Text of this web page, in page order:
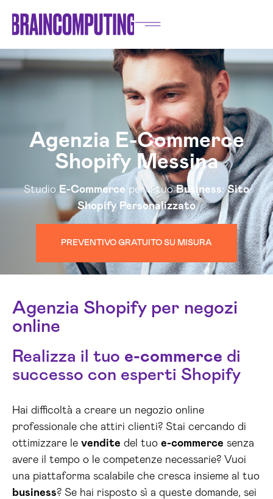
Agenzia E-Commerce
Shopify Messina
Studio E-Commerce per il tuoBusiness:Sito
Shopify Personalizzato
PREVENTIVO GRATUITO SU MISURA
Agenzia Shopify per negozi
online
Realizza il tuo e-commerce di
successo con esperti Shopify
Hai difficoltà a creare un negozio online
professionale che attiri clienti? Stai cercando di
ottimizzare le vendite del tuo e-commerce senza
avere il tempo o le competenze necessarie? Vuoi
una piattaforma scalabile che cresca insieme al tuo
business? Se hai risposto sì a queste domande, sei